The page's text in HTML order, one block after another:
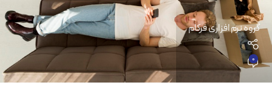
گروه نرم افزاری فرکام
0